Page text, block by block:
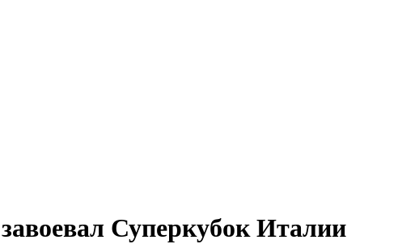
Суперкубок Италии